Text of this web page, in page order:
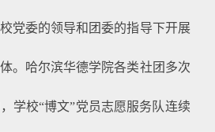
党委的领导和团委的指导下开展
。哈尔滨华德学院各类社团多次
学校“博文”党员志愿服务队连续